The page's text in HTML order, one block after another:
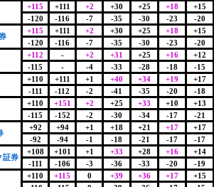
+115 +111 +2 +30 +25 +18 +15
-120 -116 -7 -35 -30 -23 -20
+115 +111 +2 +30 +25 +18 +15
-120 -116 -7 -35 -30 -23 -20
+112 - +2 +31 +25 +16 +12
-115 - -4 -33 -28 -18 -15
+110 +111 +1 +40 +34 +19 +17
-111 -112 -2 -41 -35 -20 -18
+110 +151 +2 +25 +33 +10 +13
-115 -152 -2 -30 -34 -17 -21
+92 +94 +1 +18 +21 +17 +17
-92 -94 -1 -18 -21 -17 -17
証券
+108 +101 +1 +33 +28 +16 +14
-111 -106 -3 -36 -33 -20 -19
+110 +115 0 +39 +36 +17 +15